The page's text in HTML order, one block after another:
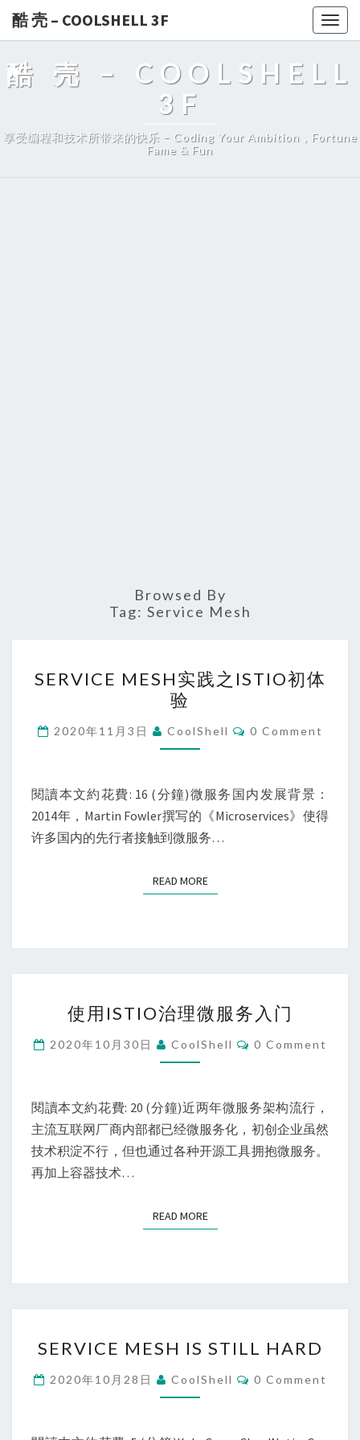
酷 壳 – COOLSHELL 3F
酷 壳 – COOLSHELL
3F
享受编程和技术所带来的快乐 – Coding Your Ambition，Fortune
Fame & Fun
Browsed By
Tag: Service Mesh
MESH
实
践
之
初
体
验
SERVICE MESH实践之ISTIO初体
验
2020年11月3日 CoolShell Comments
0 Comment
閱讀本文約花費: 16 (分鐘)微服务国内发展背景：
2014年，Martin Fowler撰写的《Microservices》使得
许多国内的先行者接触到微服务…
READ MOREREAD MORE
用
ISTIO
治
微
服
务
使用ISTIO治理微服务入门
2020年10月30日 CoolShell Comments
0 Comment
閱讀本文約花費: 20 (分鐘)近两年微服务架构流行，
主流互联网厂商内部都已经微服务化，初创企业虽然
技术积淀不行，但也通过各种开源工具拥抱微服务。
再加上容器技术…
READ MOREREAD MORE
MESH
IS
STILL
SERVICE MESH IS STILL HARD
2020年10月28日 CoolShell Comments
0 Comment